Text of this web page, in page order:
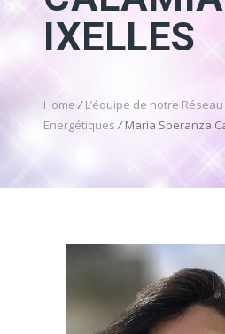
IXELLES
Home / L’équipe de notre
Energétiques / Maria Speranza